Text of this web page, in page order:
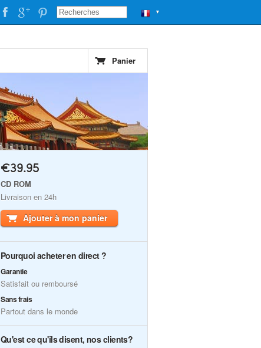
▼
Panier
€39.95
CD ROM
Livraison en 24h
Ajouter à mon panier
Pourquoi acheter en direct ?
Garantie
Satisfait ou remboursé
Sans frais
Partout dans le monde
Qu'est ce qu'ils disent, nos clients?